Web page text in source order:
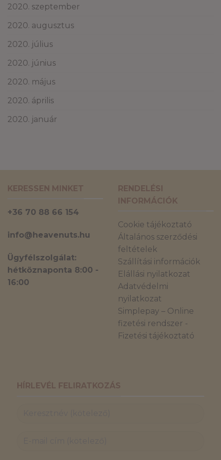
2020. szeptember
2020. augusztus
2020. július
2020. június
2020. május
2020. április
2020. január
KERESSEN MINKET
+36 70 88 66 154
info@heavenuts.hu
Ügyfélszolgálat:
hétköznaponta 8:00 -
16:00
RENDELÉSI
INFORMÁCIÓK
Cookie tájékoztató
Általános szerződési
feltételek
Szállítási információk
Elállási nyilatkozat
Adatvédelmi
nyilatkozat
Simplepay – Online
fizetési rendszer -
Fizetési tájékoztató
HÍRLEVÉL FELIRATKOZÁS